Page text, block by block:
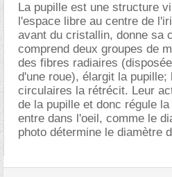
La pupille est une structure
l'espace libre au centre de
avant du cristallin, donne sa
comprend deux groupes de
des fibres radiaires
d'une roue), élargit la
circulaires la rétrécit. Leur
de la pupille et donc régule
entre dans l'oeil, comme le
photo détermine le diamètre